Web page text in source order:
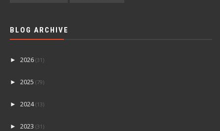
BLOG ARCHIVE
► 2026 (31)
► 2025 (79)
► 2024(13)
► 2023 (31)